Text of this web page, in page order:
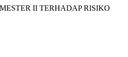
II TERHADAP RISIKO